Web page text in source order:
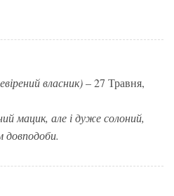
власник) – 27 Травня,
мацик, але і дуже солоний,
довподоби.